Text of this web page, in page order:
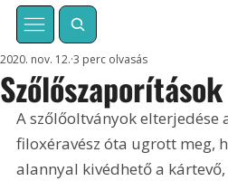
Szőlőszaporítások
2020. nov. 12. 3 perc olvasás
A szőlőoltványok elterjedése
filoxéravész óta ugrott meg,
alannyal kivédhető a